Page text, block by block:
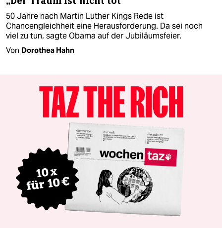
50 Jahre nach Martin Luther Kings Rede ist
Chancengleichheit eine Herausforderung. Da sei noch
viel zu tun, sagte Obama auf der Jubiläumsfeier.
Von Dorothea Hahn